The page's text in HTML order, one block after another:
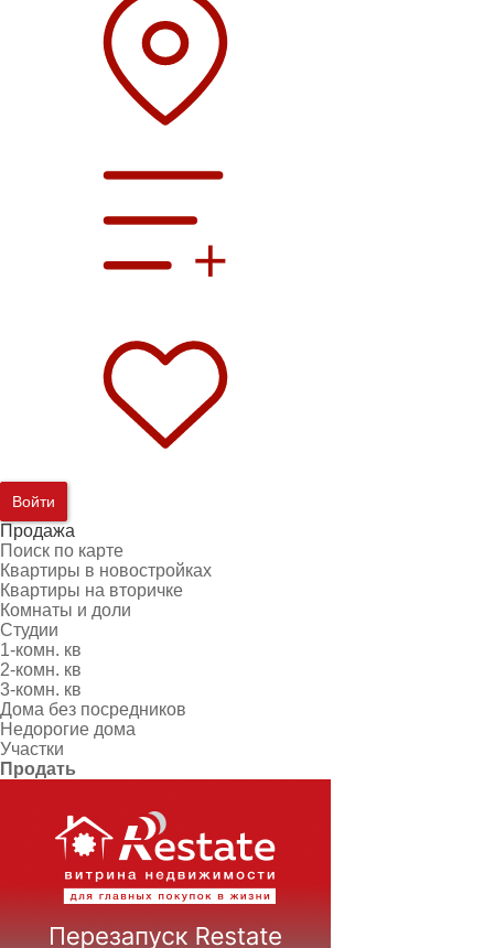
Войти
Продажа
Поиск по карте
Квартиры в новостройках
Квартиры на вторичке
Комнаты и доли
Студии
1-комн. кв
2-комн. кв
3-комн. кв
Дома без посредников
Недорогие дома
Участки
Продать